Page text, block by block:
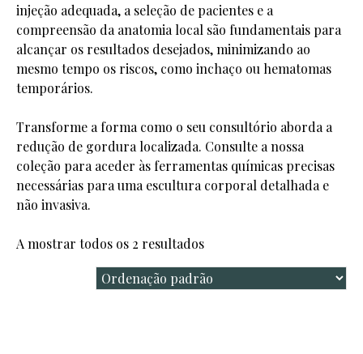
injeção adequada, a seleção de pacientes e a
compreensão da anatomia local são fundamentais para
alcançar os resultados desejados, minimizando ao
mesmo tempo os riscos, como inchaço ou hematomas
temporários.
Transforme a forma como o seu consultório aborda a
redução de gordura localizada. Consulte a nossa
coleção para aceder às ferramentas químicas precisas
necessárias para uma escultura corporal detalhada e
não invasiva.
A mostrar todos os 2 resultados